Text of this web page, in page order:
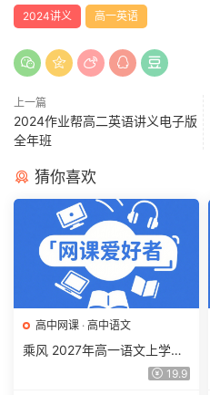
2024讲义 高一英语
上一篇
2024作业帮高二英语讲义电子版
全年班
猜你喜欢
高中网课 · 高中语文
乘风 2027年高一语文上学期
网课教程 高一语文 暑假班视
19.9